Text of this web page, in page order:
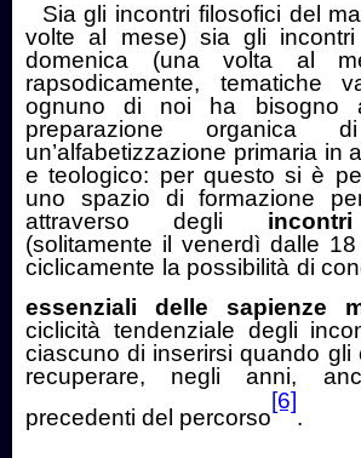
Sia gli incontri filosofici del
volte al mese) sia gli incontri
domenica (una volta al
rapsodicamente, tematiche
ognuno di noi ha bisogno
preparazione
un’alfabetizzazione primaria in
e teologico: per questo si è
uno spazio di formazione
attraverso degli
(solitamente il venerdì dalle
ciclicamente la possibilità di
essenziali delle sapienze
ciclicità tendenziale degli
ciascuno di inserirsi quando gli
recuperare, negli anni,
precedenti del percorso
[6]
.